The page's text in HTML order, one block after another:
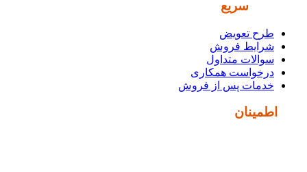
سریع
طرح تعویض
شرایط فروش
سوالات متداول
درخواست همکاری
خدمات پس از فروش
اطمینان